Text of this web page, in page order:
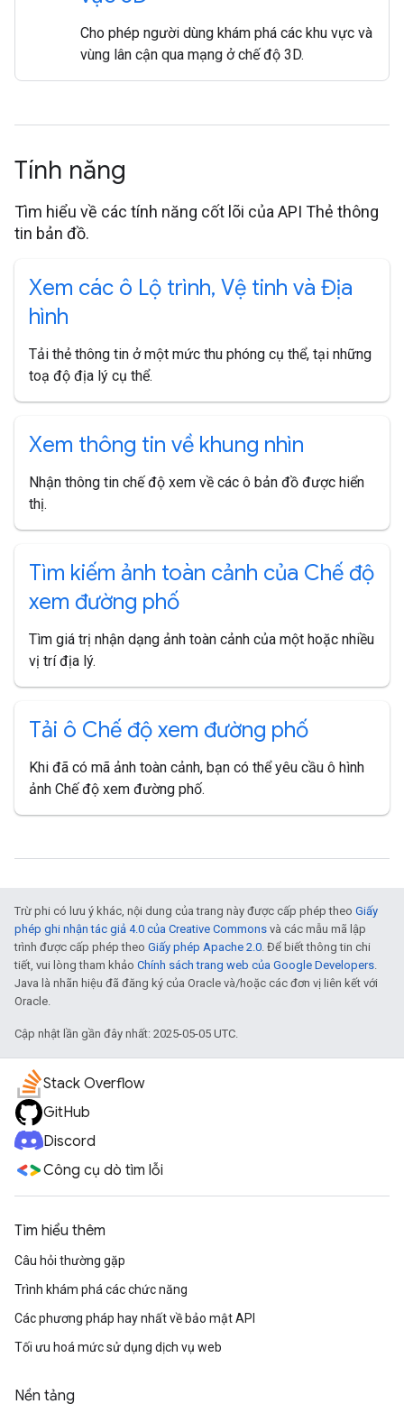
Cho phép người dùng khám phá các khu vực và
vùng lân cận qua mạng ở chế độ 3D.
Tính năng
Tìm hiểu về các tính năng cốt lõi của API Thẻ thông
tin bản đồ.
Xem các ô Lộ trình, Vệ tinh và Địa
hình
Tải thẻ thông tin ở một mức thu phóng cụ thể, tại những
toạ độ địa lý cụ thể.
Xem thông tin về khung nhìn
Nhận thông tin chế độ xem về các ô bản đồ được hiển
thị.
Tìm kiếm ảnh toàn cảnh của Chế độ
xem đường phố
Tìm giá trị nhận dạng ảnh toàn cảnh của một hoặc nhiều
vị trí địa lý.
Tải ô Chế độ xem đường phố
Khi đã có mã ảnh toàn cảnh, bạn có thể yêu cầu ô hình
ảnh Chế độ xem đường phố.
Trừ phi có lưu ý khác, nội dung của trang này được cấp phép theo Giấy
phép ghi nhận tác giả 4.0 của Creative Commons và các mẫu mã lập
trình được cấp phép theo Giấy phép Apache 2.0. Để biết thông tin chi
tiết, vui lòng tham khảo Chính sách trang web của Google Developers.
Java là nhãn hiệu đã đăng ký của Oracle và/hoặc các đơn vị liên kết với
Oracle.
Cập nhật lần gần đây nhất: 2025-05-05 UTC.
Stack Overflow
GitHub
Discord
Công cụ dò tìm lỗi
Tìm hiểu thêm
Câu hỏi thường gặp
Trình khám phá các chức năng
Các phương pháp hay nhất về bảo mật API
Tối ưu hoá mức sử dụng dịch vụ web
Nền tảng